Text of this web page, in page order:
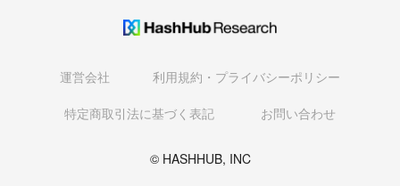
運営会社 利用規約・プライバシーポリシー
特定商取引法に基づく表記 お問い合わせ
© HASHHUB, INC